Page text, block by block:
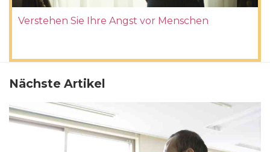
Verstehen Sie Ihre Angst vor Menschen
Nächste Artikel